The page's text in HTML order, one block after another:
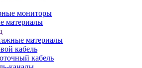
мониторы
материалы
материалы
кабель
кабель